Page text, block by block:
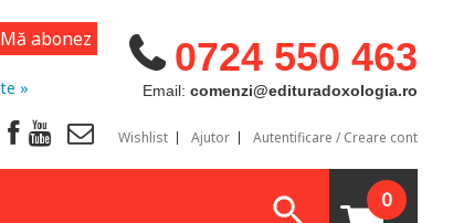
0724 550 463
Email: comenzi@edituradoxologia.ro
»
Wishlist Ajutor Autentificare / Creare cont
0